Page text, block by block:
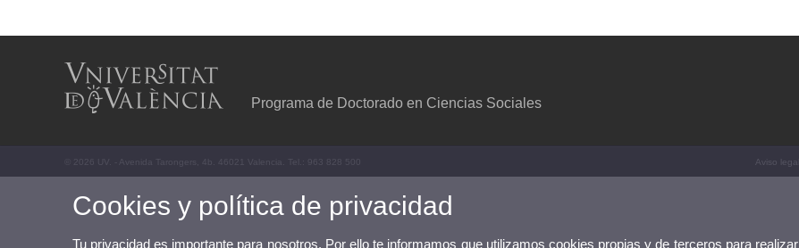
Programa de Doctorado en Ciencias Sociales
© 2026 UV. - Avenida Tarongers, 4b. 46021 Valencia. Tel.: 963 828 500 Aviso legal
Cookies y política de privacidad
Tu privacidad es importante para nosotros. Por ello te informamos que utilizamos cookies propias y de terceros para realizar